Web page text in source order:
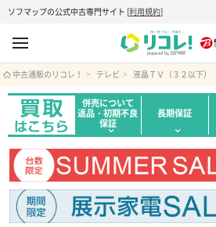
ソフマップの公式中古専門サイト [利用規約]
中古通販のリコレ！ テレビ 液晶ＴＶ（３２以下）
併売について
返品・初期不良
保証
長期保証